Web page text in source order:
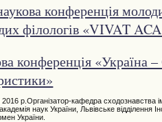
конференція
філологів «VIVAT
конференція «Україна
р.Організатор-кафедра
наук України, Львівське
України.